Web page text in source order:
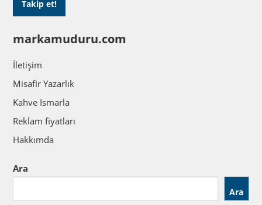
markamuduru.com
İletişim
Misafir Yazarlık
Kahve Ismarla
Reklam fiyatları
Hakkımda
Ara
Ara